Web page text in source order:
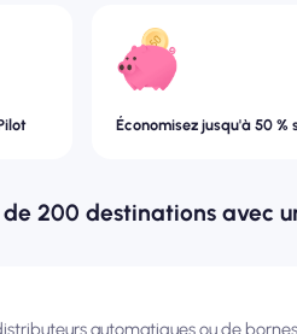
Économisez jusqu'à 50 %
200 destinations avec